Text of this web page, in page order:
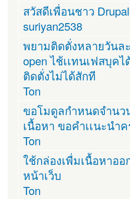
สวัสดีเพื่อนชาว
suriyan2538
พยามติดตั่งหลายวันล
open ไช้เเทนเฟสบุคไ
ติดตั่งไม่ได้สักที
Ton
ขอโมดูลกำหนดจำนว
เนื้อหา ขอคำเเนะนำ
Ton
ใช้กล่องเพื่มเนื้อหาออ
หน้าเว็บ
Ton